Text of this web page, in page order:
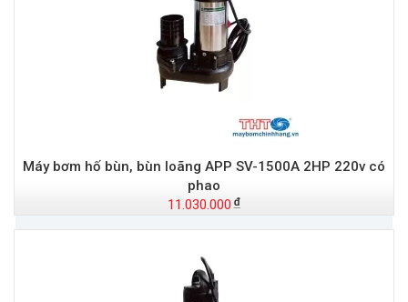
Máy bơm hố bùn, bùn loãng APP SV-1500A 2HP 220v có
phao
11.030.000